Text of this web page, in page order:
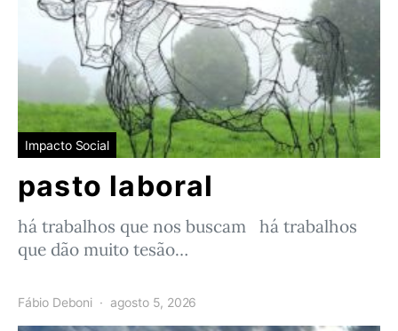
Impacto Social
pasto laboral
há trabalhos que nos buscam há trabalhos
que dão muito tesão…
Fábio Deboni agosto 5, 2026